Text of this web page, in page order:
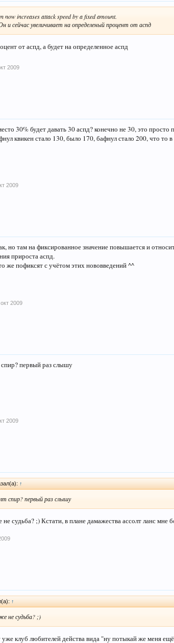
now increases attack speed by a fixed amount.
и сейчас увеличивает на определеный процент от аспд
от аспд, а будет на определенное аспд
2009
30% будет давать 30 аспд? конечно не 30, это просто
квикен стало 130, было 170, бафнул стало 200, что то
2009
но там на фиксированное значение повышается и
прироста аспд.
же пофиксят с учётом этих нововведений ^^
2009
спир? первый раз слышу
2009
↑
спир? первый раз слышу
не судьба? ;) Кстати, в плане дамажества ассолт ланс
↑
не судьба? ;)
клуб любителей действа вида "ну потыкай же меня